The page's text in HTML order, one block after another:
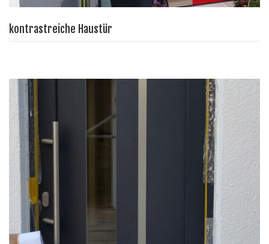
kontrastreiche Haustür